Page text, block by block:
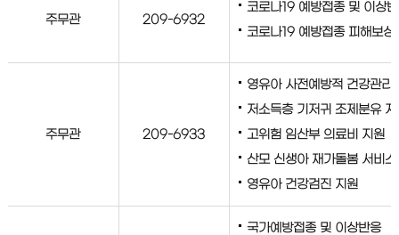
주무관 209-6932
코로나19 예방접종 및 이상
코로나19 예방접종 피해보상
주무관 209-6933
영유아 사전예방적 건강관리
저소득층 기저귀 조제분유 지
고위험 임산부 의료비 지원
산모 신생아 재가돌봄 서비스
영유아 건강검진 지원
국가예방접종 및 이상반응